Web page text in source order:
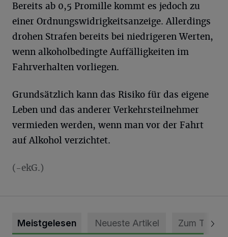
Bereits ab 0,5 Promille kommt es jedoch zu
einer Ordnungswidrigkeitsanzeige. Allerdings
drohen Strafen bereits bei niedrigeren Werten,
wenn alkoholbedingte Auffälligkeiten im
Fahrverhalten vorliegen.
Grundsätzlich kann das Risiko für das eigene
Leben und das anderer Verkehrsteilnehmer
vermieden werden, wenn man vor der Fahrt
auf Alkohol verzichtet.
(-ekG.)
Meistgelesen Neueste Artikel Zum Thema